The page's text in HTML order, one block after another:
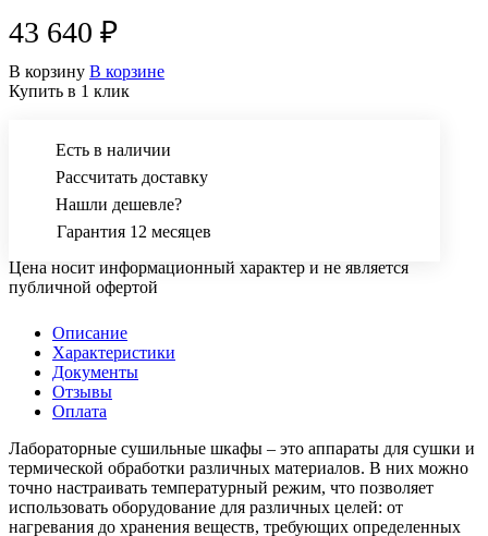
43 640 ₽
В корзину В корзине
Купить в 1 клик
Есть в наличии
Рассчитать доставку
Нашли дешевле?
Гарантия 12 месяцев
Цена носит информационный характер и не является
публичной офертой
Описание
Характеристики
Документы
Отзывы
Оплата
Лабораторные сушильные шкафы – это аппараты для сушки и
термической обработки различных материалов. В них можно
точно настраивать температурный режим, что позволяет
использовать оборудование для различных целей: от
нагревания до хранения веществ, требующих определенных